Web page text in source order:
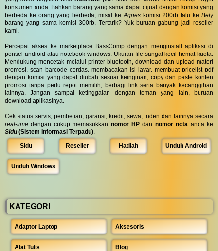
konsumen anda. Bahkan barang yang sama dapat dijual dengan komisi yang
berbeda ke orang yang berbeda, misal ke Agnes komisi 200rb lalu ke Bety
barang yang sama komisi 300rb. Tertarik? Yuk buruan gabung jadi reseller
kami.
Percepat akses ke marketplace BassComp dengan menginstall aplikasi di
ponsel android atau notebook windows. Ukuran file sangat kecil hemat kuota.
Mendukung mencetak melalui printer bluetooth, download dan upload materi
promosi, scan barcode cerdas, membacakan isi layar, membuat pricelist pdf
dengan komisi yang dapat diubah sesuai keinginan, copy dan paste konten
promosi tanpa perlu repot memilih, berbagi link serta banyak kecanggihan
lainnya. Jangan sampai ketinggalan dengan teman yang lain, buruan
download aplikasinya.
Cek status servis, pembelian, garansi, kredit, sewa, inden dan lainnya secara
real-time dengan cukup memasukkan nomor HP dan nomor nota anda ke
SIdu (Sistem Informasi Terpadu)
SIdu Reseller Hadiah Unduh Android
Unduh Windows
KATEGORI
Adaptor Laptop Aksesoris
Alat Tulis Blog